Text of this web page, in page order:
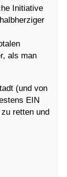
Initiative
als man
(und von
EIN
retten und